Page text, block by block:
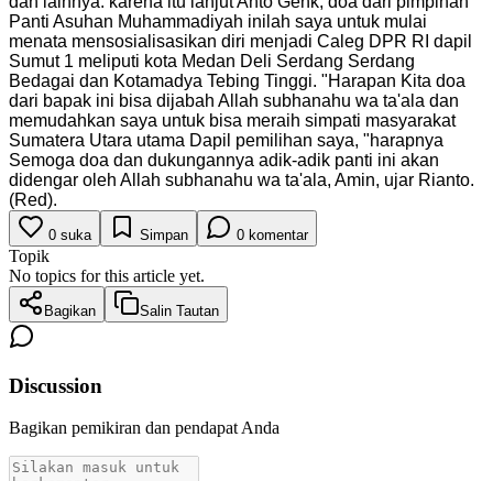
Panti Asuhan Muhammadiyah inilah saya untuk mulai
menata mensosialisasikan diri menjadi Caleg DPR RI dapil
Sumut 1 meliputi kota Medan Deli Serdang Serdang
Bedagai dan Kotamadya Tebing Tinggi. "Harapan Kita doa
dari bapak ini bisa dijabah Allah subhanahu wa ta'ala dan
memudahkan saya untuk bisa meraih simpati masyarakat
Sumatera Utara utama Dapil pemilihan saya, "harapnya
Semoga doa dan dukungannya adik-adik panti ini akan
didengar oleh Allah subhanahu wa ta'ala, Amin, ujar Rianto.
(Red).
0 suka Simpan 0 komentar
Topik
No topics for this article yet.
Bagikan Salin Tautan
Discussion
Bagikan pemikiran dan pendapat Anda